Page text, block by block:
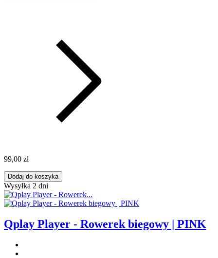
99,00 zł
Dodaj do koszyka
Wysyłka 2 dni
Qplay Player - Rowerek biegowy | PINK